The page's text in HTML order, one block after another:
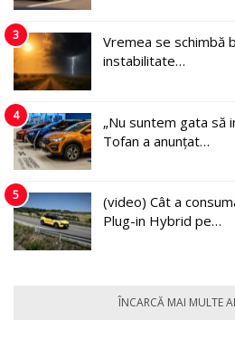
3
Vremea se schimbă
instabilitate…
4
„Nu suntem gata să
Tofan a anunțat…
5
(video) Cât a
Plug-in Hybrid pe…
ÎNCARCĂ MAI MULTE